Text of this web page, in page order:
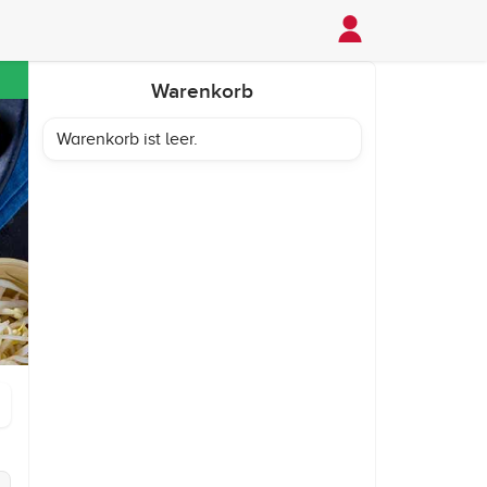
Warenkorb
Warenkorb ist leer.